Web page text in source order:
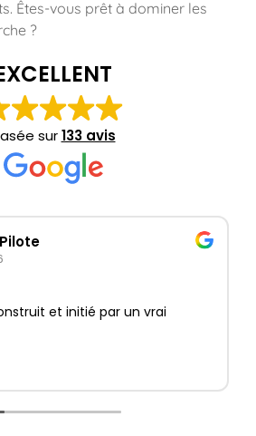
Êtes-vous prêt à dominer les
?
sur133 avis
et initié par un vrai